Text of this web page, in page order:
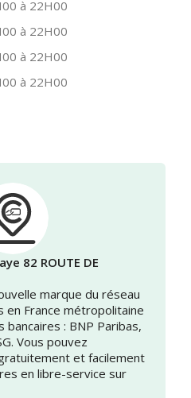
à 22H00
à 22H00
à 22H00
à 22H00
82 ROUTE DE
marque du réseau
en France métropolitaine
bancaires : BNP Paribas,
Vous pouvez
et facilement
en libre-service sur